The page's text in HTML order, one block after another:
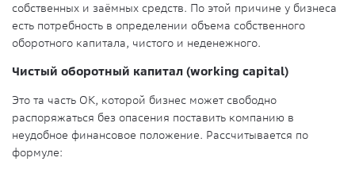
собственных и заёмных средств. По этой причине у бизнеса
есть потребность в определении объема собственного
оборотного капитала, чистого и неденежного.
Чистый оборотный капитал (working capital)
Это та часть ОК, которой бизнес может свободно
распоряжаться без опасения поставить компанию в
неудобное финансовое положение. Рассчитывается по
формуле: